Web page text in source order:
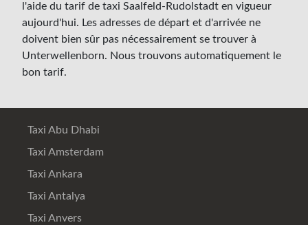
l'aide du tarif de taxi Saalfeld-Rudolstadt en vigueur
aujourd'hui. Les adresses de départ et d'arrivée ne
doivent bien sûr pas nécessairement se trouver à
Unterwellenborn. Nous trouvons automatiquement le
bon tarif.
Taxi Abu Dhabi
Taxi Amsterdam
Taxi Ankara
Taxi Antalya
Taxi Anvers